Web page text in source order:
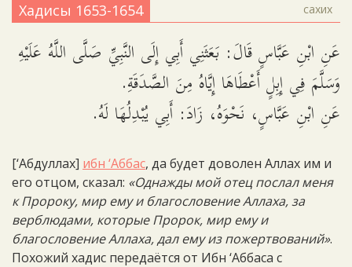
Хадисы 1653-1654 сахих
عَنِ ابْنِ عَبَّاسٍ قَالَ: بَعَثَنِي أَبِي إِلَى النَّبِيِّ صَلَّى اللَّهُ عَلَيْهِ
وَسَلَّمَ فِي إِبِلٍ أَعْطَاهَا إِيَّاهُ مِنَ الصَّدَقَةِ.
عَنِ ابْنِ عَبَّاسٍ، نَحْوَهُ، زَادَ: أَبِي يُبْدِلُهَا لَهُ.
[‘Абдуллах] ибн ‘Аббас, да будет доволен Аллах им и
его отцом, сказал: «Однажды мой отец послал меня
к Пророку, мир ему и благословение Аллаха, за
верблюдами, которые Пророк, мир ему и
благословение Аллаха, дал ему из пожертвований».
Похожий хадис передаётся от Ибн ‘Аббаса с